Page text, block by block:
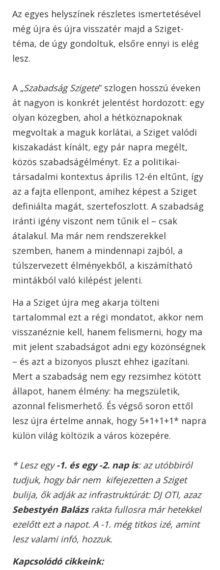
Az egyes helyszínek részletes ismertetésével
még újra és újra visszatér majd a Sziget-
téma, de úgy gondoltuk, elsőre ennyi is elég
lesz.
A „Szabadság Szigete” szlogen hosszú éveken
át nagyon is konkrét jelentést hordozott: egy
olyan közegben, ahol a hétköznapoknak
megvoltak a maguk korlátai, a Sziget valódi
kiszakadást kínált, egy pár napra megélt,
közös szabadságélményt. Ez a politikai-
társadalmi kontextus április 12-én eltűnt, így
az a fajta ellenpont, amihez képest a Sziget
definiálta magát, szertefoszlott. A szabadság
iránti igény viszont nem tűnik el – csak
átalakul. Ma már nem rendszerekkel
szemben, hanem a mindennapi zajból, a
túlszervezett élményekből, a kiszámítható
mintákból való kilépést jelenti.
Ha a Sziget újra meg akarja tölteni
tartalommal ezt a régi mondatot, akkor nem
visszanéznie kell, hanem felismerni, hogy ma
mit jelent szabadságot adni egy közönségnek
– és azt a bizonyos pluszt ehhez igazítani.
Mert a szabadság nem egy rezsimhez kötött
állapot, hanem élmény: ha megszületik,
azonnal felismerhető. És végső soron ettől
lesz újra értelme annak, hogy 5+1+1+1* napra
külön világ költözik a város közepére.
* Lesz egy-1. és egy -2. nap is: az utóbbiról
tudjuk, hogy bár nem kifejezetten a Sziget
bulija, ők adják az infrastruktúrát: DJ OTI, azaz
Sebestyén Balázsrakta fullosra már hetekkel
ezelőtt ezt a napot. A -1. még titkos izé, amint
lesz valami infó, hozzuk.
Kapcsolódó cikkeink: